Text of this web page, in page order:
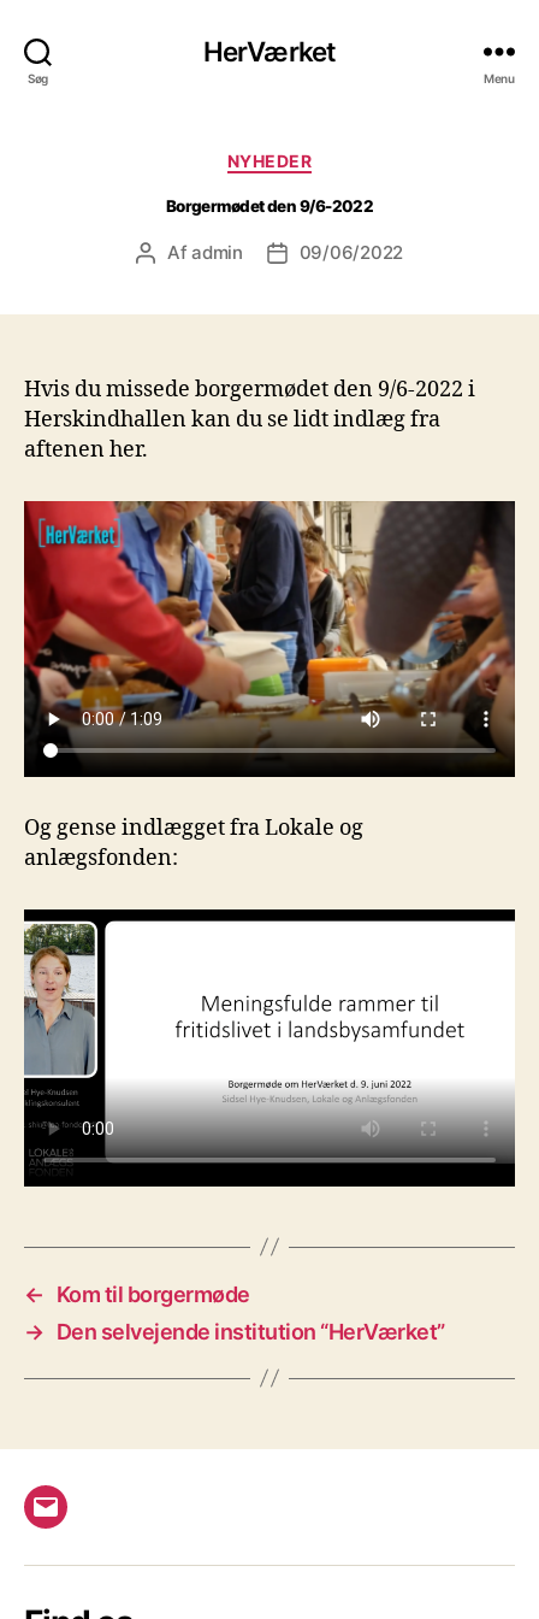
Søg
HerVærket
Menu
Kategorier
NYHEDER
Borgermødet den 9/6-2022
Indlægsforfatter
Afadmin Indlægsdato
09/06/2022
Hvis du missede borgermødet den 9/6-2022 i
Herskindhallen kan du se lidt indlæg fra
aftenen her.
Og gense indlægget fra Lokale og
anlægsfonden:
←
Kom til borgermøde
→ Den selvejende institution “HerVærket”
E-